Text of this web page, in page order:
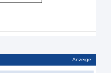
Anzeige